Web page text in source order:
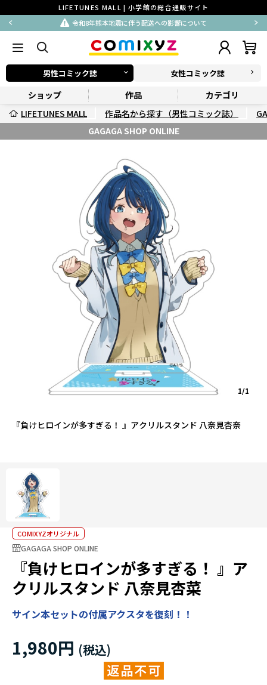
LIFETUNES MALL | 小学館の総合通販サイト
令和8年熊本地震に伴う配送への影響について
男性コミック誌 女性コミック誌
ショップ 作品
カテゴリ
LIFETUNES MALL
作品名から探す（男性コミック誌）
GAGAGA SHOP ONLINE
『負けヒロインが多すぎる！ 』アクリルスタンド 八奈見杏奈
1/1
COMIXYZオリジナル
GAGAGA SHOP ONLINE
『負けヒロインが多すぎる！ 』ア
クリルスタンド 八奈見杏菜
サイン本セットの付属アクスタを復刻！！
1,980円